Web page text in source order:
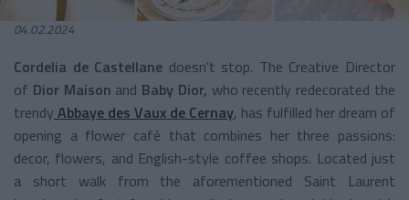
04.02.2024
Cordelia de Castellane doesn't stop. The Creative Director
of Dior Maison and Baby Dior, who recently redecorated the
trendy Abbaye des Vaux de Cernay, has fulfilled her dream of
opening a flower café that combines her three passions:
decor, flowers, and English-style coffee shops. Located just
a short walk from the aforementioned Saint Laurent